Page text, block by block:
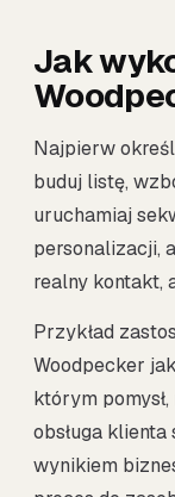
Jak
Najpierw
buduj listę,
uruchamiaj
personalizacji,
realny kontakt,
Przykład
Woodpecker
którym
obsługa klienta
wynikiem